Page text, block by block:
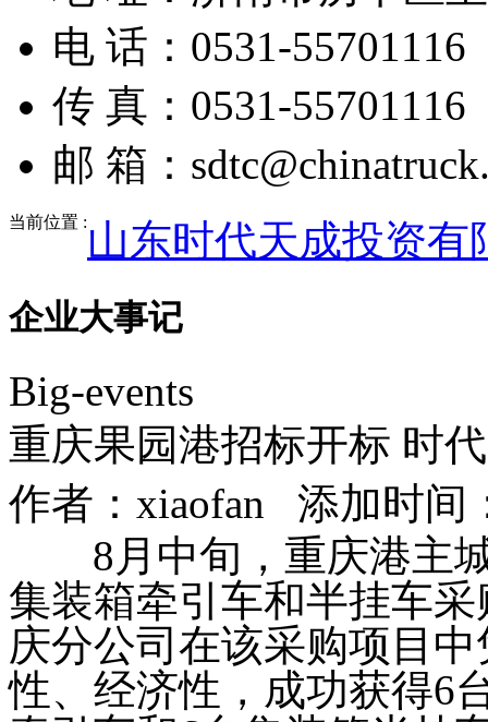
电 话：0531-55701116
传 真：0531-55701116
邮 箱：
当前位置 : 山东时代天成投资有
企业大事记
Big-events
重庆果园港招标开标 时
作者： xiaofan 添加时间
8 月中旬，重庆港主
集装箱牵引车和半挂车
庆分公司在该采购项目中
性、经济性，成功获得6